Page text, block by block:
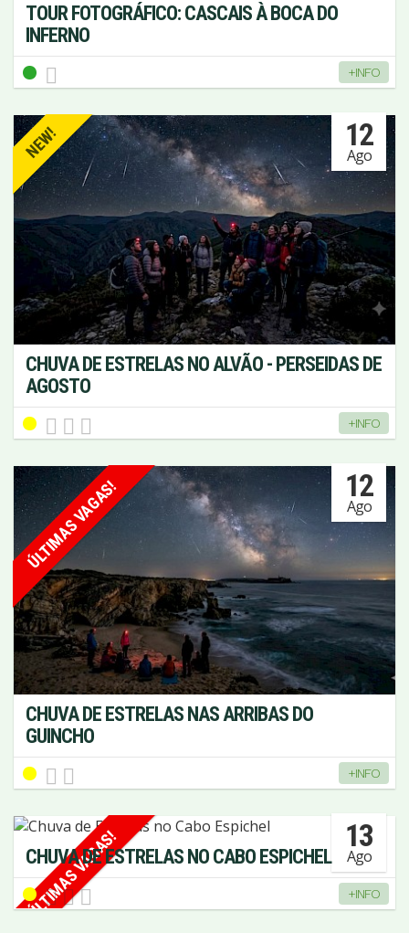
TOUR FOTOGRÁFICO: CASCAIS À BOCA DO
INFERNO
+INFO
NEW! 12
Ago
CHUVA DE ESTRELAS NO ALVÃO - PERSEIDAS DE
AGOSTO
+INFO
ÚLTIMAS VAGAS! 12
Ago
CHUVA DE ESTRELAS NAS ARRIBAS DO
GUINCHO
+INFO
ÚLTIMAS VAGAS! 13
Ago
CHUVA DE ESTRELAS NO CABO ESPICHEL
+INFO